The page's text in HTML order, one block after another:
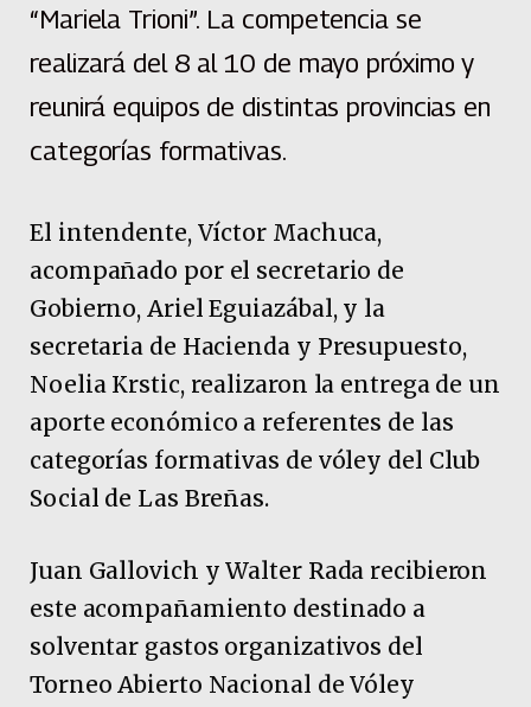
“Mariela Trioni”. La competencia se
realizará del 8 al 10 de mayo próximo y
reunirá equipos de distintas provincias en
categorías formativas.
El intendente, Víctor Machuca,
acompañado por el secretario de
Gobierno, Ariel Eguiazábal, y la
secretaria de Hacienda y Presupuesto,
Noelia Krstic, realizaron la entrega de un
aporte económico a referentes de las
categorías formativas de vóley del Club
Social de Las Breñas.
Juan Gallovich y Walter Rada recibieron
este acompañamiento destinado a
solventar gastos organizativos del
Torneo Abierto Nacional de Vóley